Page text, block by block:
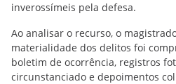
inverossímeis pela defesa.
Ao analisar o recurso, o
materialidade dos delitos foi
boletim de ocorrência, registros
circunstanciado e depoimentos